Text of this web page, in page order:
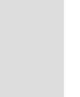
Gerindra Apresiasi